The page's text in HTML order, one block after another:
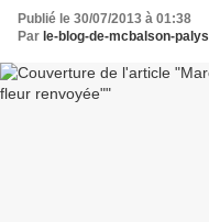
Publié le 30/07/2013 à 01:38
Par le-blog-de-mcbalson-palys